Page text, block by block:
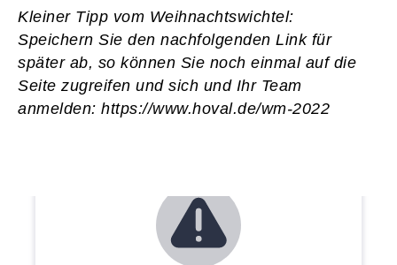
Kleiner Tipp vom Weihnachtswichtel:
Speichern Sie den nachfolgenden Link für
später ab, so können Sie noch einmal auf die
Seite zugreifen und sich und Ihr Team
anmelden: https://www.hoval.de/wm-2022